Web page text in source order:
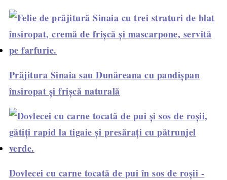
Prăjitura Sinaia sau Dunăreana cu pandișpan
însiropat și frișcă naturală
Dovlecei cu carne tocată de pui în sos de roșii -